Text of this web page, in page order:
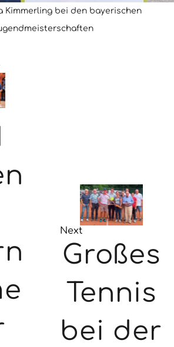
Kimmerling bei den bayerischen
Next
Großes
Tennis
bei der